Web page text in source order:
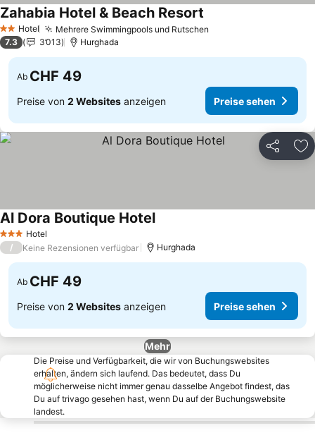
2 Sterne
Hotel Mehrere Swimmingpools und Rutschen
Zahabia Hotel & Beach Resort
7.3 3’013 Hurghada
Ab CHF 49
Preise von 2 Websites anzeigen Preise sehen
Teilen
3 SterneHotel
Al Dora Boutique Hotel
/ Keine Rezensionen verfügbar Hurghada
Ab CHF 49
Preise von 2 Websites anzeigen Preise sehen
Mehr
Die Preise und Verfügbarkeit, die wir von Buchungswebsites
erhalten, ändern sich laufend. Das bedeutet, dass Du
möglicherweise nicht immer genau dasselbe Angebot findest, das
Du auf trivago gesehen hast, wenn Du auf der Buchungswebsite
landest.